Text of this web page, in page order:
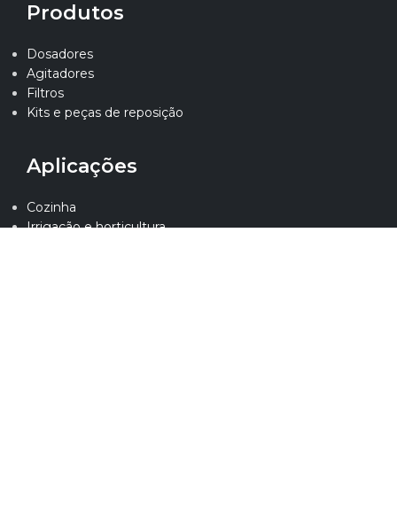
Produtos
Dosadores
Agitadores
Filtros
Kits e peças de reposição
Aplicações
Cozinha
Irrigação e horticultura